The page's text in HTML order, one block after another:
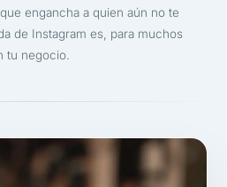
engancha a quien aún no te
de Instagram es, para muchos
tu negocio.